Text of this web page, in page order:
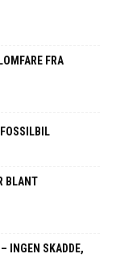
FRA
BLANT
INGEN SKADDE,